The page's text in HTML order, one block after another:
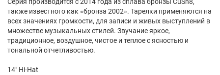
также известного как «бронза 2002». Тарелки применяются на
всех значениях громкости, для записи и живых выступлений в
множестве музыкальных стилей. Звучание яркое,
традиционное, воздушное, чистое и теплое с ясностью и
тональной отчетливостью.
14" Hi-Hat